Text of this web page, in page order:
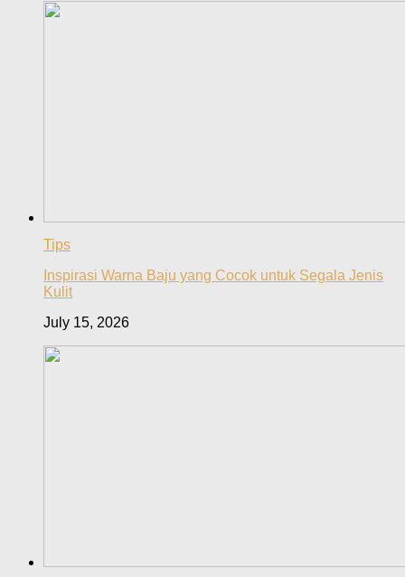
Tips
Inspirasi Warna Baju yang Cocok untuk Segala Jenis
Kulit
July 15, 2026